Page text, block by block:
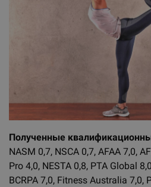
Полученные
NASM 0,7, NSCA 0,7, AFAA 7,0,
Pro 4,0, NESTA 0,8, PTA Global
BCRPA 7,0, Fitness Australia 7,0,